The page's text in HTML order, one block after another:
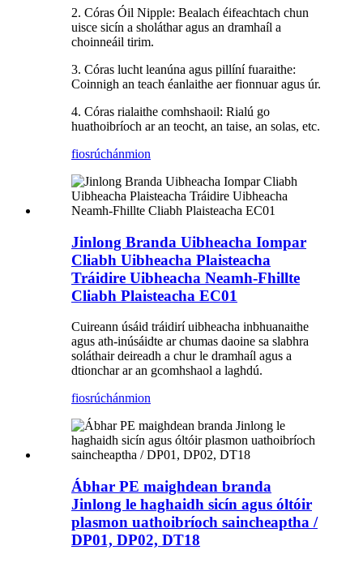
2. Córas Óil Nipple: Bealach éifeachtach chun
uisce sicín a sholáthar agus an dramhaíl a
choinneáil tirim.
3. Córas lucht leanúna agus pillíní fuaraithe:
Coinnigh an teach éanlaithe aer fionnuar agus úr.
4. Córas rialaithe comhshaoil: Rialú go
huathoibríoch ar an teocht, an taise, an solas, etc.
fiosrúchánmion
Jinlong Branda Uibheacha Iompar
Cliabh Uibheacha Plaisteacha
Tráidire Uibheacha Neamh-Fhillte
Cliabh Plaisteacha EC01
Cuireann úsáid tráidirí uibheacha inbhuanaithe
agus ath-inúsáidte ar chumas daoine sa slabhra
soláthair deireadh a chur le dramhaíl agus a
dtionchar ar an gcomhshaol a laghdú.
fiosrúchánmion
Ábhar PE maighdean branda
Jinlong le haghaidh sicín agus óltóir
plasmon uathoibríoch saincheaptha /
DP01, DP02, DT18